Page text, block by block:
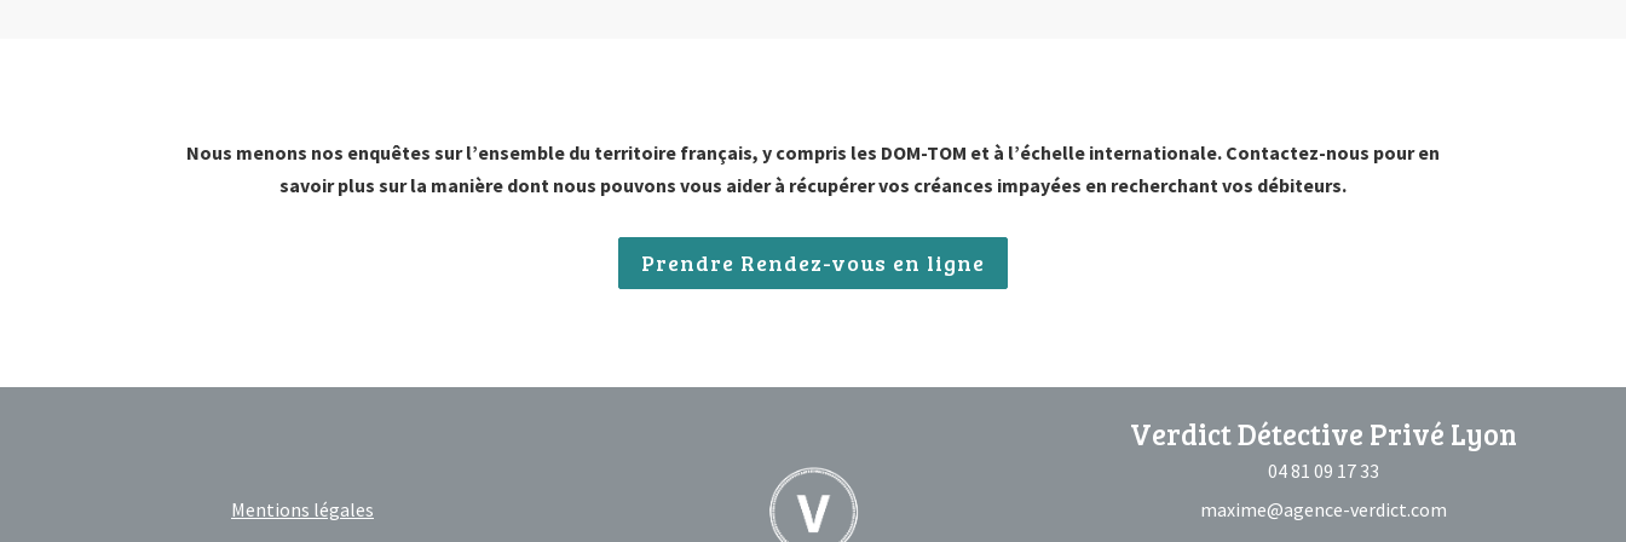
Nous menons nos enquêtes sur l’ensemble du territoire français, y compris les DOM-TOM et à l’échelle internationale. Contactez-nous pour en
savoir plus sur la manière dont nous pouvons vous aider à récupérer vos créances impayées en recherchant vos débiteurs.
Prendre Rendez-vous en ligne
Mentions légales
Verdict Détective Privé Lyon
04 81 09 17 33
maxime@agence-verdict.com